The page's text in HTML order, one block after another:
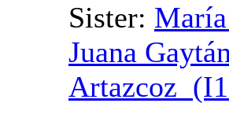
Sister: María
Juana
Artazcoz